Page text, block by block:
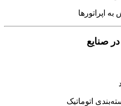
اپراتورها
اتوماتیک